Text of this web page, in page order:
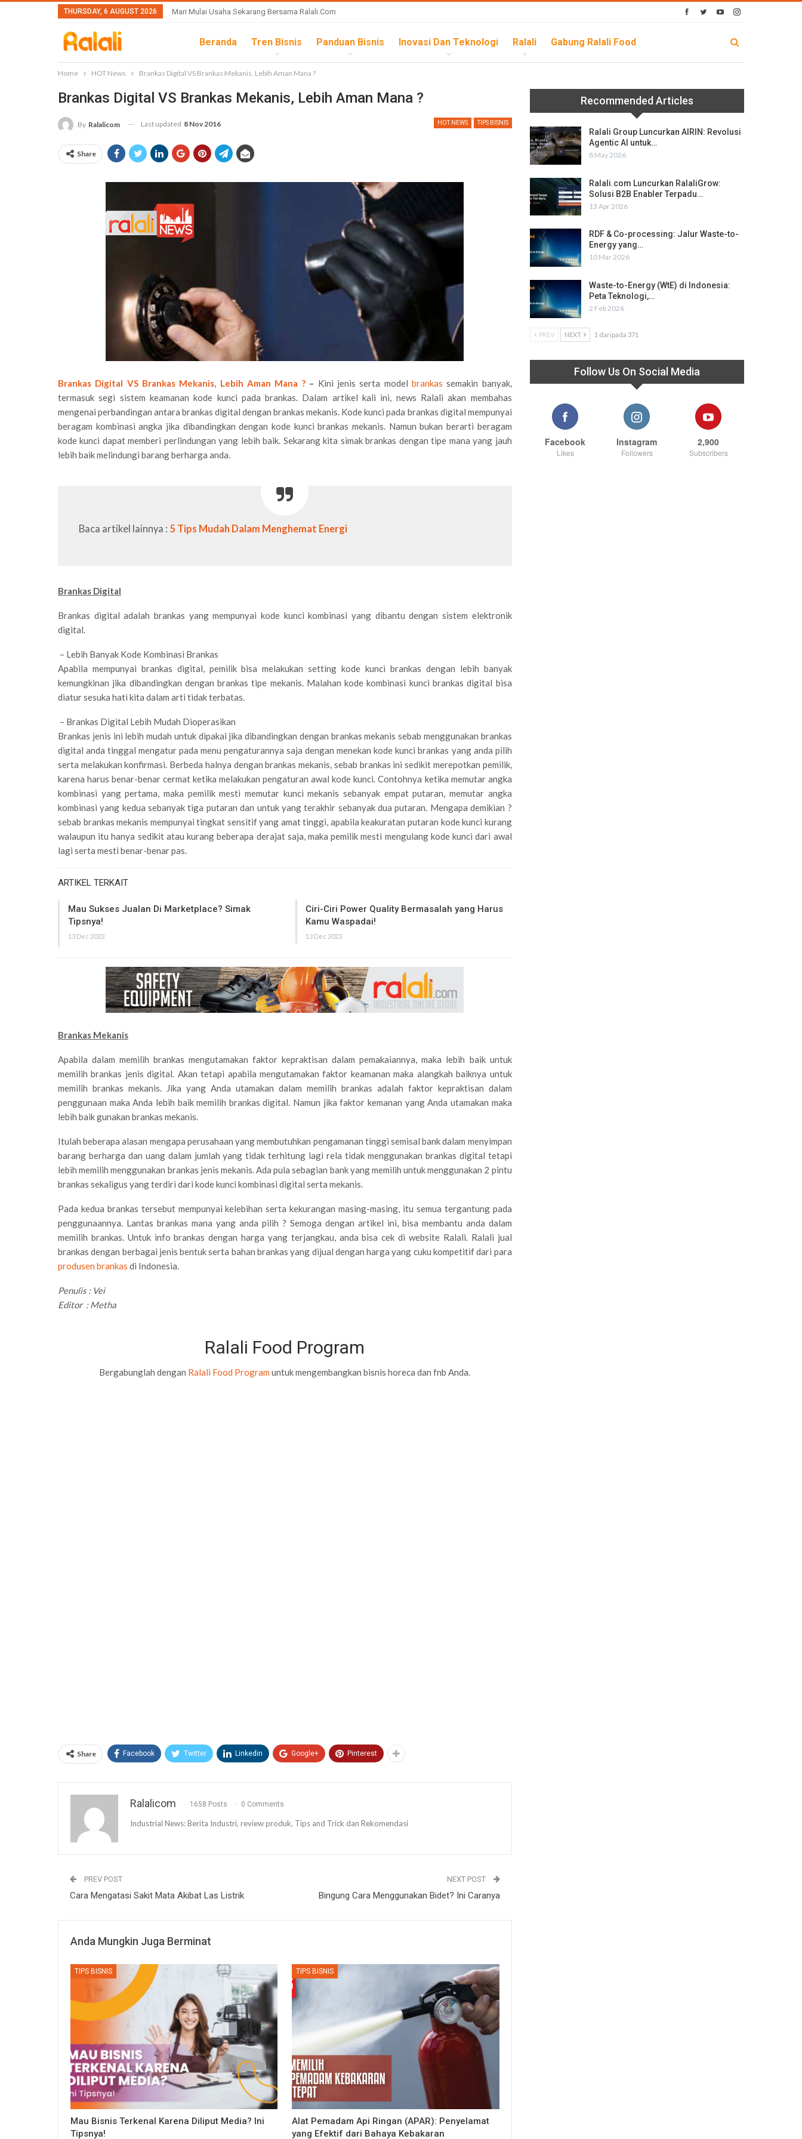
THURSDAY, 6 AUGUST 2026 Mari Mulai Usaha Sekarang Bersama Ralali.com
Beranda Tren Bisnis Panduan Bisnis Inovasi Dan Teknologi Ralali Gabung Ralali Food
Home HOT News Brankas Digital VS Brankas Mekanis, Lebih Aman Mana ?
Brankas Digital VS Brankas Mekanis, Lebih Aman Mana ?
HOT NEWS TIPS BISNIS
By Ralalicom Last updated 8 Nov 2016
Share
Brankas Digital VS Brankas Mekanis, Lebih Aman Mana ?– Kini jenis serta model brankas semakin banyak,
termasuk segi sistem keamanan kode kunci pada brankas. Dalam artikel kali ini, news Ralali akan membahas
mengenai perbandingan antara brankas digital dengan brankas mekanis. Kode kunci pada brankas digital mempunyai
beragam kombinasi angka jika dibandingkan dengan kode kunci brankas mekanis. Namun bukan berarti beragam
kode kunci dapat memberi perlindungan yang lebih baik. Sekarang kita simak brankas dengan tipe mana yang jauh
lebih baik melindungi barang berharga anda.
Baca artikel lainnya : 5 Tips Mudah Dalam Menghemat Energi
Brankas Digital
Brankas digital adalah brankas yang mempunyai kode kunci kombinasi yang dibantu dengan sistem elektronik
digital.
– Lebih Banyak Kode Kombinasi Brankas
Apabila mempunyai brankas digital, pemilik bisa melakukan setting kode kunci brankas dengan lebih banyak
kemungkinan jika dibandingkan dengan brankas tipe mekanis. Malahan kode kombinasi kunci brankas digital bisa
diatur sesuka hati kita dalam arti tidak terbatas.
– Brankas Digital Lebih Mudah Dioperasikan
Brankas jenis ini lebih mudah untuk dipakai jika dibandingkan dengan brankas mekanis sebab menggunakan brankas
digital anda tinggal mengatur pada menu pengaturannya saja dengan menekan kode kunci brankas yang anda pilih
serta melakukan konfirmasi. Berbeda halnya dengan brankas mekanis, sebab brankas ini sedikit merepotkan pemilik,
karena harus benar-benar cermat ketika melakukan pengaturan awal kode kunci. Contohnya ketika memutar angka
kombinasi yang pertama, maka pemilik mesti memutar kunci mekanis sebanyak empat putaran, memutar angka
kombinasi yang kedua sebanyak tiga putaran dan untuk yang terakhir sebanyak dua putaran. Mengapa demikian ?
sebab brankas mekanis mempunyai tingkat sensitif yang amat tinggi, apabila keakuratan putaran kode kunci kurang
walaupun itu hanya sedikit atau kurang beberapa derajat saja, maka pemilik mesti mengulang kode kunci dari awal
lagi serta mesti benar-benar pas.
ARTIKEL TERKAIT
Mau Sukses Jualan Di Marketplace? Simak
Tipsnya!
13 Dec 2023
Ciri-Ciri Power Quality Bermasalah yang Harus
Kamu Waspadai!
13 Dec 2023
Brankas Mekanis
Apabila dalam memilih brankas mengutamakan faktor kepraktisan dalam pemakaiannya, maka lebih baik untuk
memilih brankas jenis digital. Akan tetapi apabila mengutamakan faktor keamanan maka alangkah baiknya untuk
memilih brankas mekanis. Jika yang Anda utamakan dalam memilih brankas adalah faktor kepraktisan dalam
penggunaan maka Anda lebih baik memilih brankas digital. Namun jika faktor kemanan yang Anda utamakan maka
lebih baik gunakan brankas mekanis.
Itulah beberapa alasan mengapa perusahaan yang membutuhkan pengamanan tinggi semisal bank dalam menyimpan
barang berharga dan uang dalam jumlah yang tidak terhitung lagi rela tidak menggunakan brankas digital tetapi
lebih memilih menggunakan brankas jenis mekanis. Ada pula sebagian bank yang memilih untuk menggunakan 2 pintu
brankas sekaligus yang terdiri dari kode kunci kombinasi digital serta mekanis.
Pada kedua brankas tersebut mempunyai kelebihan serta kekurangan masing-masing, itu semua tergantung pada
penggunaannya. Lantas brankas mana yang anda pilih ? Semoga dengan artikel ini, bisa membantu anda dalam
memilih brankas. Untuk info brankas dengan harga yang terjangkau, anda bisa cek di website Ralali. Ralali jual
brankas dengan berbagai jenis bentuk serta bahan brankas yang dijual dengan harga yang cuku kompetitif dari para
produsen brankas di Indonesia.
Penulis : Vei
Editor : Metha
Ralali Food Program
Bergabunglah dengan Ralali Food Program untuk mengembangkan bisnis horeca dan fnb Anda.
Share Facebook Twitter Linkedin Google+ Pinterest
Ralalicom 1658 Posts 0 Comments
Industrial News: Berita Industri, review produk, Tips and Trick dan Rekomendasi
PREV POST
Cara Mengatasi Sakit Mata Akibat Las Listrik
NEXT POST
Bingung Cara Menggunakan Bidet? Ini Caranya
Anda Mungkin Juga Berminat
TIPS BISNIS
Mau Bisnis Terkenal Karena Diliput Media? Ini
Tipsnya!
TIPS BISNIS
Alat Pemadam Api Ringan (APAR): Penyelamat
yang Efektif dari Bahaya Kebakaran
Recommended Articles
Ralali Group Luncurkan AIRIN: Revolusi
Agentic AI untuk…
8 May 2026
Ralali.com Luncurkan RalaliGrow:
Solusi B2B Enabler Terpadu…
13 Apr 2026
RDF & Co-processing: Jalur Waste-to-
Energy yang…
10 Mar 2026
Waste-to-Energy (WtE) di Indonesia:
Peta Teknologi,…
2 Feb 2026
PREV NEXT 1 daripada 371
Follow Us On Social Media
Facebook
Likes
Instagram
Followers
2,900
Subscribers